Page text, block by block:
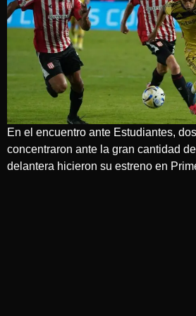
En el encuentro ante Estudiantes,
concentraron ante la gran cantidad
delantera hicieron su estreno en